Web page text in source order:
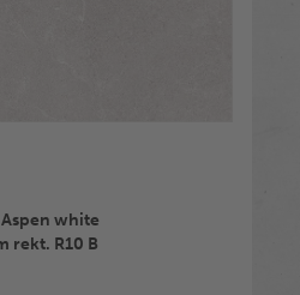
white
FZ glas.1197x597x6mm rekt. R10 B